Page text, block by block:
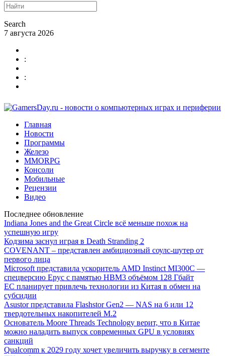
Search
7 августа 2026
:
:
Главная
Новости
Программы
Железо
MMORPG
Консоли
Мобильные
Рецензии
Видео
Последнее обновление
Indiana Jones and the Great Circle всё меньше похож на
успешную игру
Кодзима заснул играя в Death Stranding 2
COVENANT – представлен амбициозный соулс-шутер от
первого лица
Microsoft представила ускоритель AMD Instinct MI300C —
спецверсию Epyc с памятью HBM3 объёмом 128 Гбайт
ЕС планирует привлечь технологии из Китая в обмен на
субсидии
Asustor представила Flashstor Gen2 — NAS на 6 или 12
твердотельных накопителей M.2
Основатель Moore Threads Technology верит, что в Китае
можно наладить выпуск современных GPU в условиях
санкций
Qualcomm к 2029 году хочет увеличить выручку в сегменте